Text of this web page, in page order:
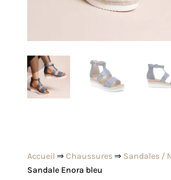
Accueil ⇒ Chaussures⇒ Sandales /
Sandale Enora bleu